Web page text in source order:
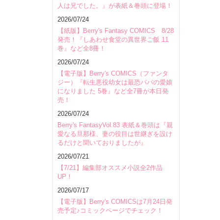
人は兄でした。』が表紙＆巻頭に登場！
2026/07/24
【紙版】Berry's Fantasy COMICS 8/28
発売！『しあわせ食堂の異世界ご飯 11
巻』など全8冊！
2026/07/24
【電子版】Berry's COMICS（ファンタ
ジー）『転生悪役幼女は最恐パパの愛娘
になりました 5巻』など全7冊が本日発
売！
2026/07/24
Berry's FantasyVol.83 表紙＆巻頭は『親
愛なる旦那様、妻の役目は世継ぎを設け
るだけと聞いておりましたが』
2026/07/21
【7/21】編集部オススメ小説全2作品
UP！
2026/07/17
【電子版】Berry's COMICSは7月24日発
売予定♪コミックページでチェック！